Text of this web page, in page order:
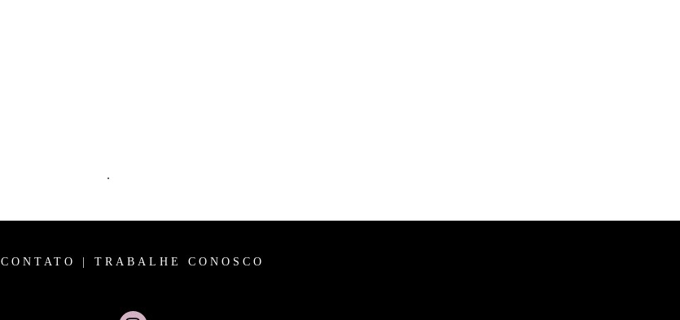
.
CONTATO TRABALHE CONOSCO